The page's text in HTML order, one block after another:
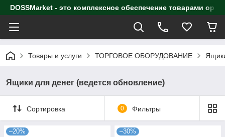
DOSSMarket - это комплексное обеспечение товарами
Товары и услуги ТОРГОВОЕ ОБОРУДОВАНИЕ
Ящики для денег (ведется обновление)
Сортировка 0 Фильтры
–20% –30%